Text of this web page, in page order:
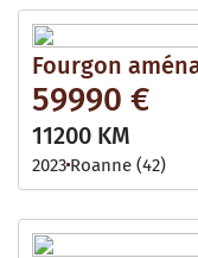
Fourgon
59990 €
11200 KM
2023 Roanne (42)